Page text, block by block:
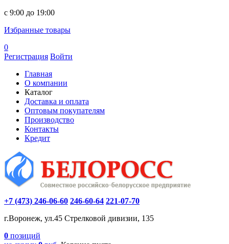
c 9:00 до 19:00
Избранные товары
0
Регистрация Войти
Главная
О компании
Каталог
Доставка и оплата
Оптовым покупателям
Производство
Контакты
Кредит
+7 (473) 246-06-60 246-60-64 221-07-70
г.Воронеж, ул.45 Стрелковой дивизии, 135
0 позиций